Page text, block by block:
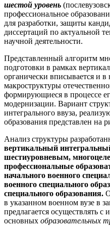
шестой уровень
профессиональное
для разработки, защиты
диссертаций по актуальной
научной деятельности.
Представленный алгоритм
подготовки в рамках
органически вписывается и
макроструктуры
формирующиеся в процессе
модернизации. Вариант
интегрального ввуза,
образования представлен на
Анализ структуры
вертикальный
шестиуровневым,
профессиональные
начального военного
военного специального
специального образования.
в указанном военном вузе в
предлагается осуществлять
основных образовательных